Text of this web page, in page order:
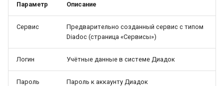
Параметр Описание
Сервис
Предварительно созданный сервис с типом
Diadoc (страница «Сервисы»)
Логин Учётные данные в системе Диадок
Пароль Пароль к аккаунту Диадок